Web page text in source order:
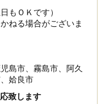
もＯＫです）
ねる場合がございま
島市、霧島市、阿久
姶良市
致します